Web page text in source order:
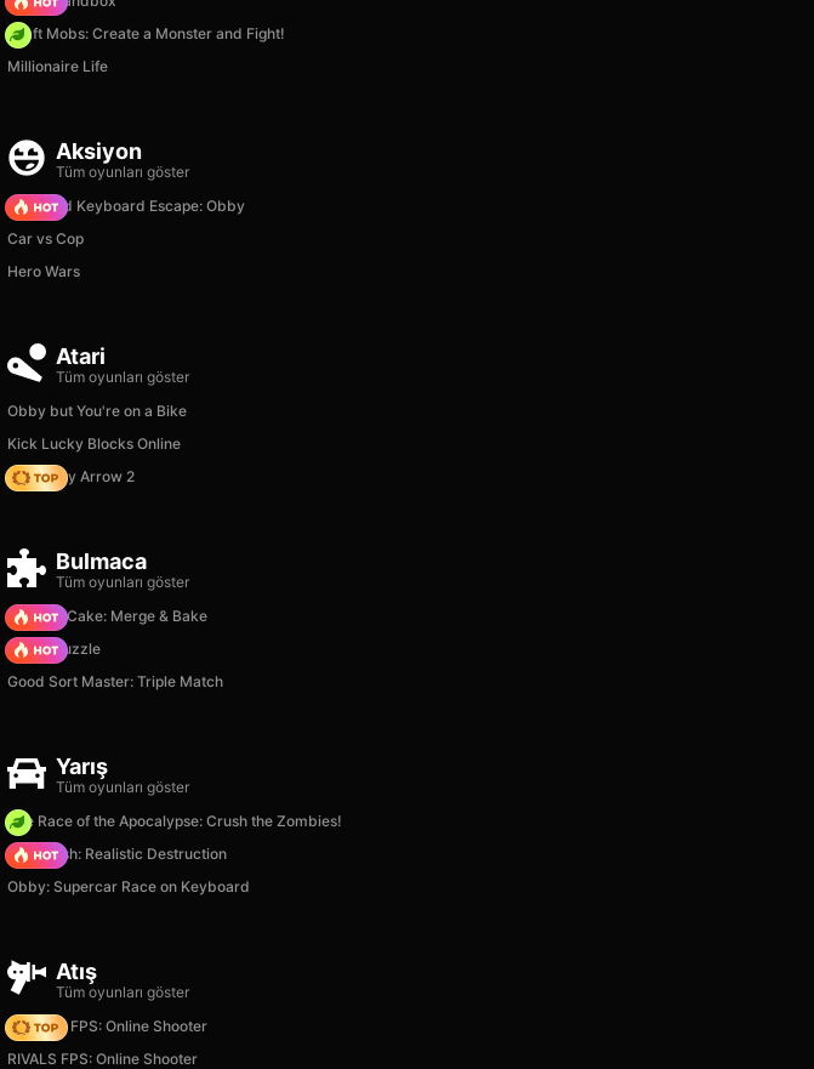
Craft Mobs: Create a Monster and Fight!
Millionaire Life
Aksiyon
Tüm oyunları göster
+1 Speed Keyboard Escape: Obby
Car vs Cop
Hero Wars
Atari
Tüm oyunları göster
Obby but You're on a Bike
Kick Lucky Blocks Online
Geometry Arrow 2
Bulmaca
Tüm oyunları göster
Piece of Cake: Merge & Bake
Arrow Puzzle
Good Sort Master: Triple Match
Yarış
Tüm oyunları göster
The Race of the Apocalypse: Crush the Zombies!
Car Crush: Realistic Destruction
Obby: Supercar Race on Keyboard
Atış
Tüm oyunları göster
Hazmob FPS: Online Shooter
RIVALS FPS: Online Shooter